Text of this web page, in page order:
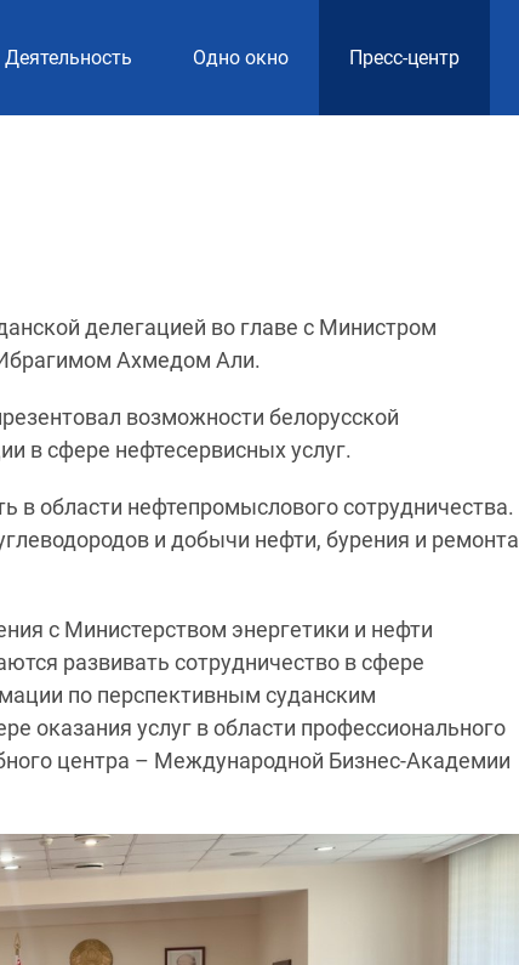
Деятельность Одно окно Пресс-центр
делегацией во главе с Министром
Ахмедом Али.
возможности белорусской
в сфере нефтесервисных услуг.
в области нефтепромыслового сотрудничества.
и добычи нефти, бурения и ремонта
с Министерством энергетики и нефти
развивать сотрудничество в сфере
по перспективным суданским
оказания услуг в области профессионального
центра – Международной Бизнес-Академии